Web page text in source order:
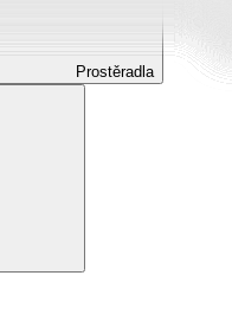
Prostěradla